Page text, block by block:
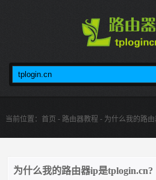
当前位置： 首页 - 路由器教程 - 为什么我的路
为什么我的路由器ip是tplogin.cn?